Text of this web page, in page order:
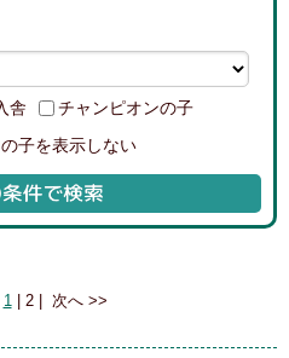
舎
チャンピオンの子
子を表示しない
1| 2| 次へ >>